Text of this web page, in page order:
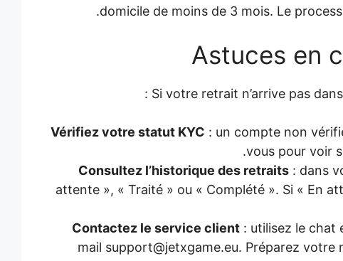
domicile de moins de 3 mois. Le
Astuces en
Si votre retrait n’arrive pas
Vérifiez votre statut KYC : un compte non
vous pour voir
Consultez l’historique des retraits : dans
attente », « Traité » ou « Complété ». Si « En
Contactez le service client : utilisez le chat
mail support@jetxgame.eu. Préparez votre